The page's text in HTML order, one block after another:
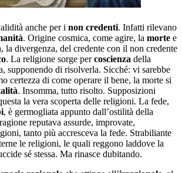
anche per i non credenti. Infatti rilevano
à. Origine cosmica, come agire, la morte e
la divergenza, del credente con il non credente
. La religione sorge percoscienza della
supponendo di risolverla. Sicché: vi sarebbe
certezza di come operare il bene, la morte si
. Insomma, tutto risolto. Supposizioni
la vera scoperta delle religioni. La fede,
, è germogliata appunto dall’ostilità della
reputava assurde, improvate,
tanto più accresceva la fede. Strabiliante
le religioni, le quali reggono laddove la
sé stessa. Ma rinasce dubitando.